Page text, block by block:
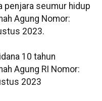
penjara seumur hidup
Agung Nomor:
2023.
10 tahun
Agung RI Nomor:
2023